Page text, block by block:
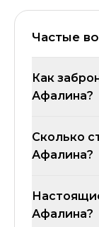
Частые
Как
Афалина?
Сколько
Афалина?
Афалина?